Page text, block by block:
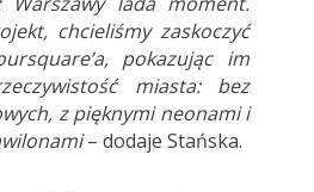
chcieliśmy zaskoczyć
pokazując im
miasta: bez
z pięknymi neonami i
– dodaje Stańska.